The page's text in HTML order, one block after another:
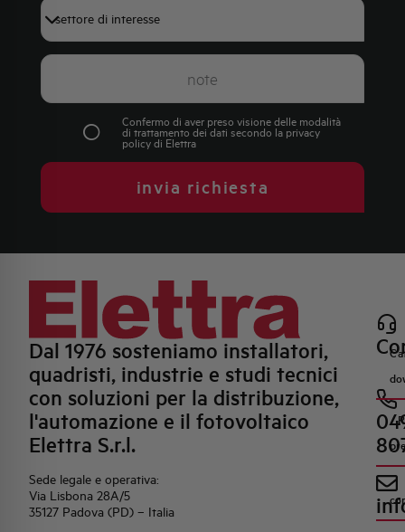
Confermo di aver preso visione delle modalità
di trattamento dei dati secondo la privacy
policydi Elettra
invia richiesta
Dal 1976 sosteniamo installatori,
quadristi, industrie e studi tecnici
con soluzioni per la distribuzione,
l'automazione e il fotovoltaico
Elettra S.r.l.
Sede legale e operativa:
Via Lisbona 28A/5
35127 Padova (PD) – Italia